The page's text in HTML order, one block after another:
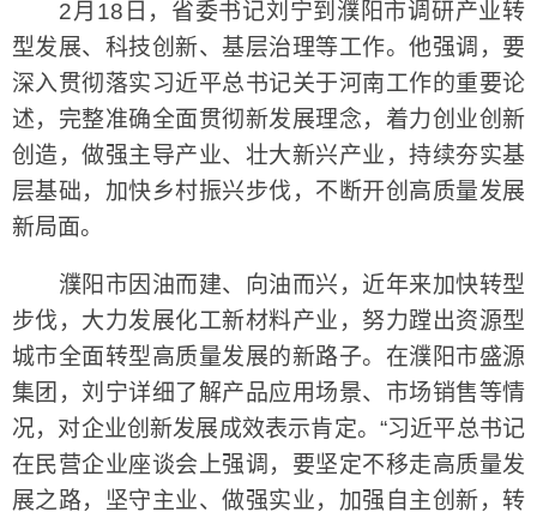
2月18日，省委书记刘宁到濮阳市调研产业转
型发展、科技创新、基层治理等工作。他强调，要
深入贯彻落实习近平总书记关于河南工作的重要论
述，完整准确全面贯彻新发展理念，着力创业创新
创造，做强主导产业、壮大新兴产业，持续夯实基
层基础，加快乡村振兴步伐，不断开创高质量发展
新局面。
濮阳市因油而建、向油而兴，近年来加快转型
步伐，大力发展化工新材料产业，努力蹚出资源型
城市全面转型高质量发展的新路子。在濮阳市盛源
集团，刘宁详细了解产品应用场景、市场销售等情
况，对企业创新发展成效表示肯定。“习近平总书记
在民营企业座谈会上强调，要坚定不移走高质量发
展之路，坚守主业、做强实业，加强自主创新，转